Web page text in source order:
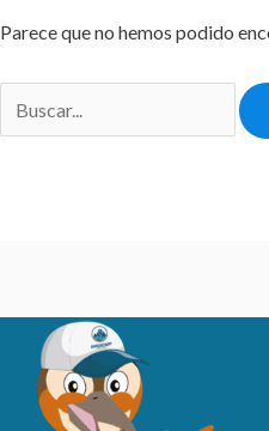
Parece que no hemos podido